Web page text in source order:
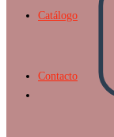
Catálogo
Contacto